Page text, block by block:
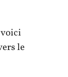
le